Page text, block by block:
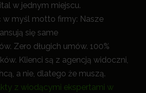
w jednym miejscu.
w myśl motto firmy: Nasze
się same
Zero długich umów. 100%
Klienci są z agencją widoczni,
a nie, dlatego że muszą.
z wiodącymi ekspertami w